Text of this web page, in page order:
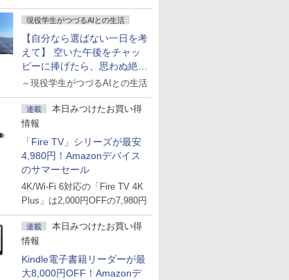
現役学生がつづるAIとの生活
【自分なら選ばない一日を考
えて】 空いた午後をチャッ
ピーに捧げたら、思わぬ絶景
に出会った話
～現役学生がつづるAIとの生活
連載
本日みつけたお買い得
情報
「Fire TV」シリーズが最安
4,980円！Amazonデバイス
のサマーセール
4K/Wi-Fi 6対応の「Fire TV 4K
Plus」は2,000円OFFの7,980円
連載
本日みつけたお買い得
情報
Kindle電子書籍リーダーが最
大8,000円OFF！Amazonデ